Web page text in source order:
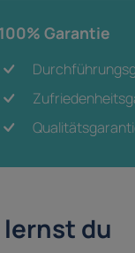
lernst du
100% Garantie